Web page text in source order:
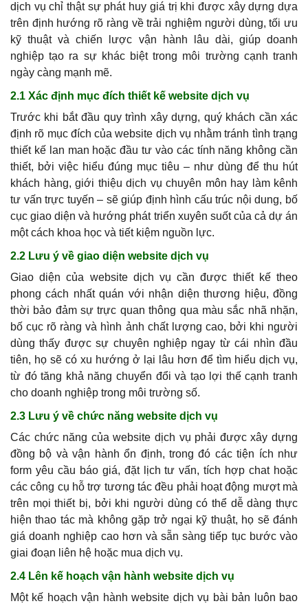
dịch vụ chỉ thật sự phát huy giá trị khi được xây dựng dựa
trên định hướng rõ ràng về trải nghiệm người dùng, tối ưu
kỹ thuật và chiến lược vận hành lâu dài, giúp doanh
nghiệp tạo ra sự khác biệt trong môi trường cạnh tranh
ngày càng mạnh mẽ.
2.1 Xác định mục đích thiết kế website dịch vụ
Trước khi bắt đầu quy trình xây dựng, quý khách cần xác
định rõ mục đích của website dịch vụ nhằm tránh tình trạng
thiết kế lan man hoặc đầu tư vào các tính năng không cần
thiết, bởi việc hiểu đúng mục tiêu – như dùng để thu hút
khách hàng, giới thiệu dịch vụ chuyên môn hay làm kênh
tư vấn trực tuyến – sẽ giúp định hình cấu trúc nội dung, bố
cục giao diện và hướng phát triển xuyên suốt của cả dự án
một cách khoa học và tiết kiệm nguồn lực.
2.2 Lưu ý về giao diện website dịch vụ
Giao diện của website dịch vụ cần được thiết kế theo
phong cách nhất quán với nhận diện thương hiệu, đồng
thời bảo đảm sự trực quan thông qua màu sắc nhã nhặn,
bố cục rõ ràng và hình ảnh chất lượng cao, bởi khi người
dùng thấy được sự chuyên nghiệp ngay từ cái nhìn đầu
tiên, họ sẽ có xu hướng ở lại lâu hơn để tìm hiểu dịch vụ,
từ đó tăng khả năng chuyển đổi và tạo lợi thế cạnh tranh
cho doanh nghiệp trong môi trường số.
2.3 Lưu ý về chức năng website dịch vụ
Các chức năng của website dịch vụ phải được xây dựng
đồng bộ và vận hành ổn định, trong đó các tiện ích như
form yêu cầu báo giá, đặt lịch tư vấn, tích hợp chat hoặc
các công cụ hỗ trợ tương tác đều phải hoạt động mượt mà
trên mọi thiết bị, bởi khi người dùng có thể dễ dàng thực
hiện thao tác mà không gặp trở ngại kỹ thuật, họ sẽ đánh
giá doanh nghiệp cao hơn và sẵn sàng tiếp tục bước vào
giai đoạn liên hệ hoặc mua dịch vụ.
2.4 Lên kế hoạch vận hành website dịch vụ
Một kế hoạch vận hành website dịch vụ bài bản luôn bao